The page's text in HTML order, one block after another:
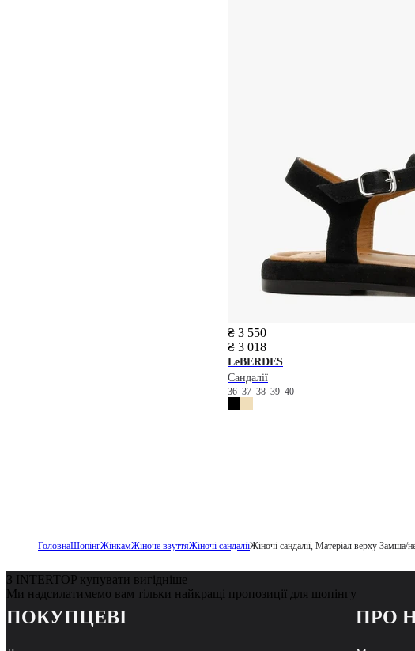
₴ 3 550
₴ 3 018
LeBERDES
Сандалії
36 37 38 39 40
ГоловнаШопінгЖінкамЖіноче взуттяЖіночі сандаліїЖіночі сандалії, Матеріал верху Замша/
З INTERTOP купувати вигідніше
Ми надсилатимемо вам тільки найкращі пропозиції для шопінгу
ПОКУПЦЕВІ ПРО